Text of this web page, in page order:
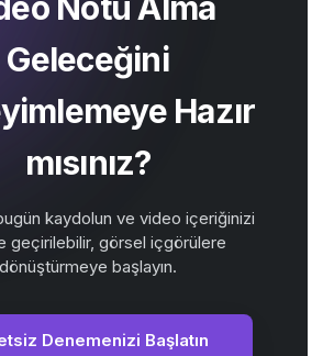
Notu Alma
Geleceğini
Hazır
mısınız?
kaydolun ve video içeriğinizi
geçirilebilir, görsel içgörülere
dönüştürmeye başlayın.
Denemenizi Başlatın